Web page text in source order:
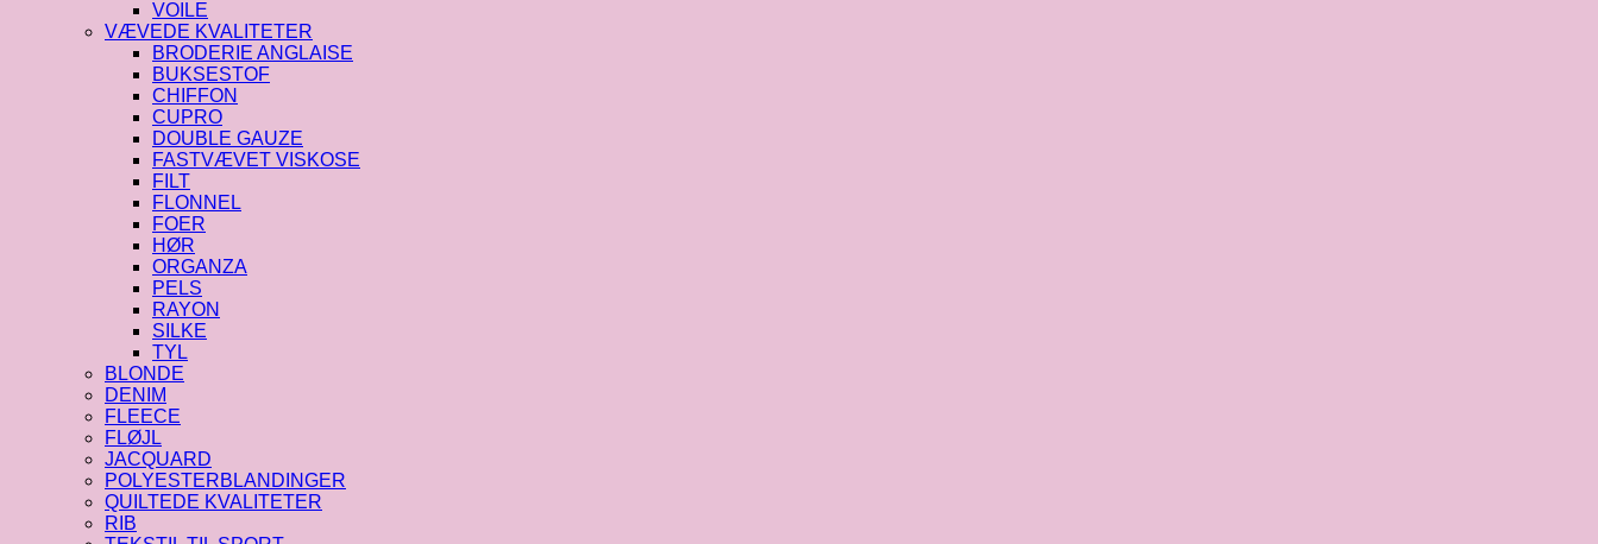
VOILE
VÆVEDE KVALITETER
BRODERIE ANGLAISE
BUKSESTOF
CHIFFON
CUPRO
DOUBLE GAUZE
FASTVÆVET VISKOSE
FILT
FLONNEL
FOER
HØR
ORGANZA
PELS
RAYON
SILKE
TYL
BLONDE
DENIM
FLEECE
FLØJL
JACQUARD
POLYESTERBLANDINGER
QUILTEDE KVALITETER
RIB